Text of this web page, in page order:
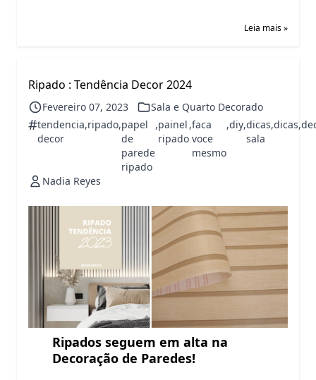
Leia mais »
Ripado : Tendência Decor 2024
Fevereiro 07, 2023 Sala e Quarto Decorado
#tendencia
decor
,ripado,papel
de
parede
ripado
,painel
ripado
,faca
voce
mesmo
,diy,dicas
sala
,dicas,
Nadia Reyes
Ripados seguem em alta na
Decoração de Paredes!